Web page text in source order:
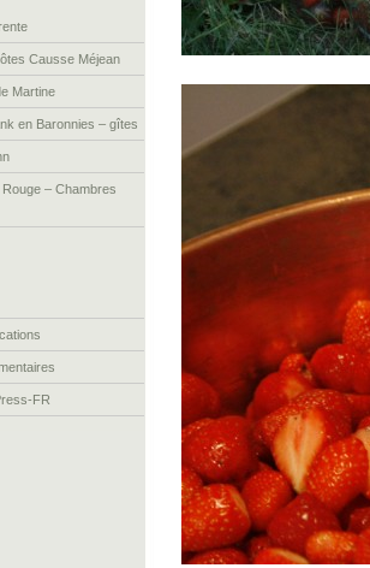
Causse Méjean
Martine
en Baronnies – gîtes
– Chambres
FR